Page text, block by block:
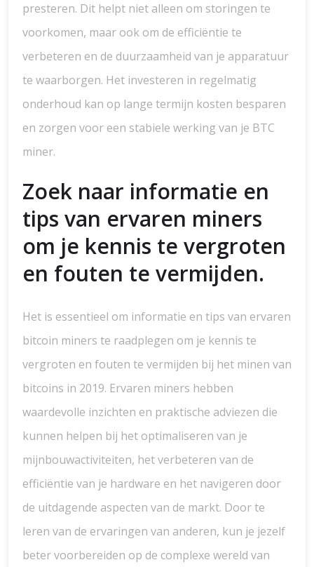
presteren. Dit helpt niet alleen om storingen te
voorkomen, maar ook om de efficiëntie te
verbeteren en de duurzaamheid van je apparatuur
te waarborgen. Het investeren in regelmatig
onderhoud kan op lange termijn kosten besparen
en zorgen voor een stabiele werking van je BTC
miner.
Zoek naar informatie en
tips van ervaren miners
om je kennis te vergroten
en fouten te vermijden.
Het is essentieel om informatie en tips van ervaren
bitcoin miners te raadplegen om je kennis te
vergroten en fouten te vermijden bij het minen van
bitcoins in 2019. Ervaren miners hebben
waardevolle inzichten en praktische adviezen die
kunnen helpen bij het optimaliseren van je
mijnbouwactiviteiten, het verbeteren van de
efficiëntie van je hardware en het navigeren door
de uitdagende aspecten van de markt. Door te
leren van de ervaringen van anderen, kun je jezelf
beter voorbereiden op de complexe wereld van